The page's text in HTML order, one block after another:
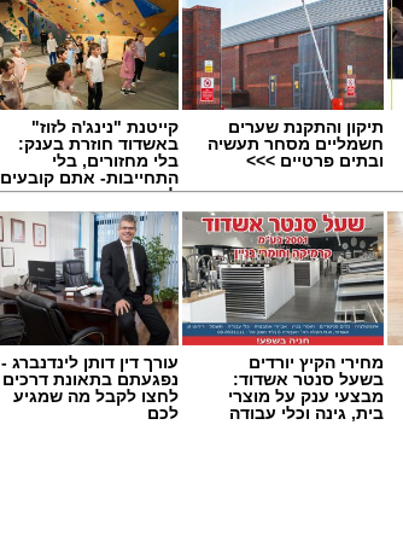
תיקון והתקנת שערים
חשמליים מסחר תעשיה
ובתים פרטיים >>>
קייטנת "נינג'ה לזוז"
באשדוד חוזרת בענק:
בלי מחזורים, בלי
התחייבות- אתם קובעים
לכמה ואיזה ימים
להירשם!
מחירי הקיץ יורדים
בשעל סנטר אשדוד:
מבצעי ענק על מוצרי
בית, גינה וכלי עבודה
עורך דין דותן לינדנברג -
נפגעתם בתאונת דרכים
לחצו לקבל מה שמגיע
לכם